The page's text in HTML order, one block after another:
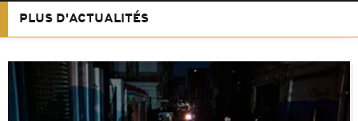
PLUS D'ACTUALITÉS